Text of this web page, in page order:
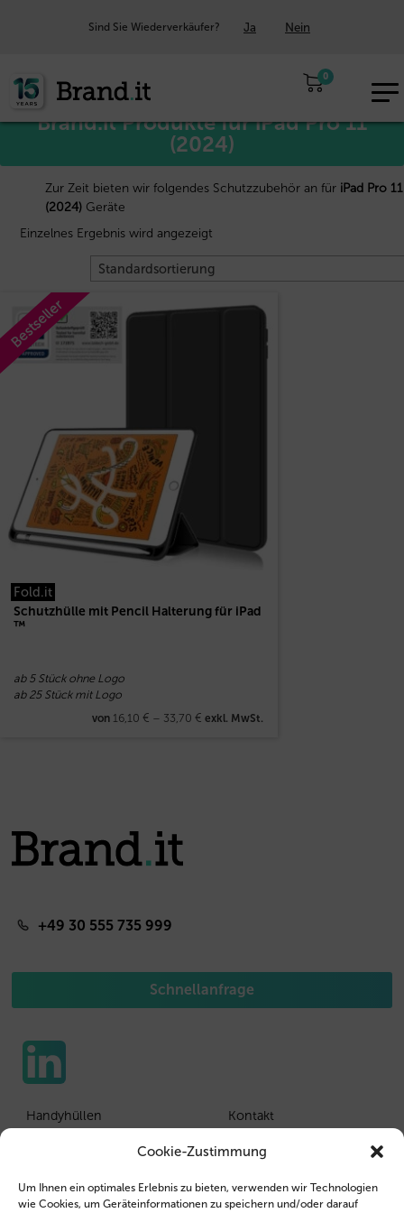
Cookie-Zustimmung
Um Ihnen ein optimales Erlebnis zu bieten, verwenden wir Technologien
wie Cookies, um Geräteinformationen zu speichern und/oder darauf
Sind Sie Wiederverkäufer? Ja Nein
0
DE
Start/Apple™
Brand.it Produkte für iPad Pro 11
(2024)
Zur Zeit bieten wir folgendes Schutzzubehör an für iPad Pro 11
(2024) Geräte
Einzelnes Ergebnis wird angezeigt
Bestseller
Fold.it
Schutzhülle mit Pencil Halterung für iPad
™
ab 5 Stück ohne Logo
ab 25 Stück mit Logo
von 16,10 € – 33,70 € exkl. MwSt.
+49 30 555 735 999
Schnellanfrage
Handyhüllen
Wiederverkäufer
Kontakt
Kunden Login
Impressum